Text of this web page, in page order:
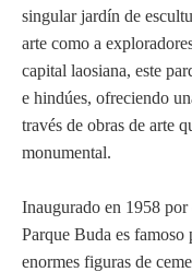
singular jardín de
arte como a
capital laosiana, este
e hindúes, ofreciendo
través de obras de arte
monumental.
Inaugurado en 1958
Parque Buda es famoso
enormes figuras de